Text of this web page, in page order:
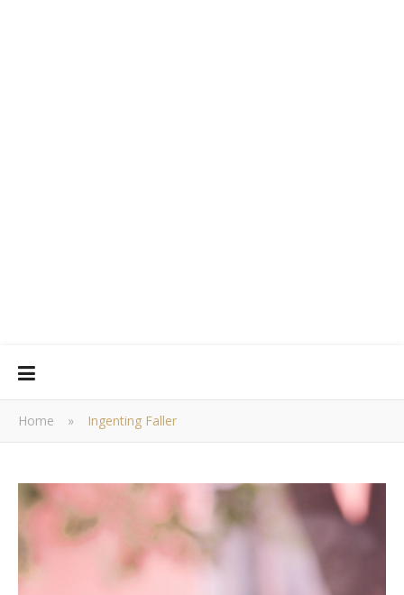
Home » Ingenting Faller